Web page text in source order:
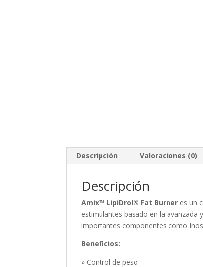
Descripción Valoraciones (0)
Descripción
Amix™ LipiDrol® Fat Burner es un
estimulantes basado en la
importantes componentes como
Beneficios:
» Control de peso